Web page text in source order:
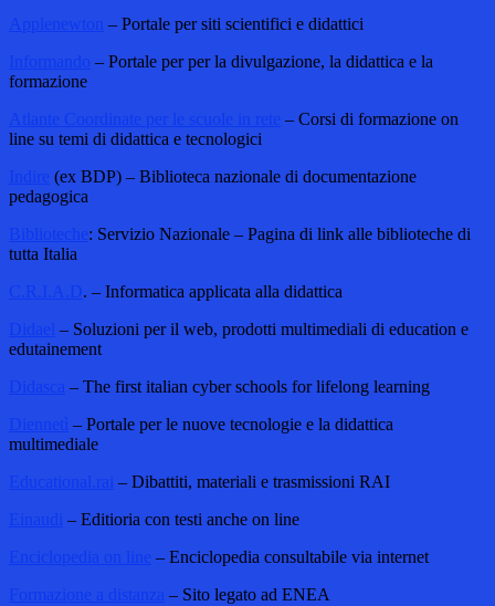
Applenewton
– Portale per siti scientifici e didattici
Informando
– Portale per per la divulgazione, la didattica e la
formazione
Atlante Coordinate per le scuole in rete – Corsi di formazione on
line su temi di didattica e tecnologici
Indire (ex BDP) – Biblioteca nazionale di documentazione
pedagogica
Biblioteche: Servizio Nazionale – Pagina di link alle biblioteche di
tutta Italia
C.R.I.A.D . – Informatica applicata alla didattica
Didael – Soluzioni per il web, prodotti multimediali di education e
edutainement
Didasca – The first italian cyber schools for lifelong learning
Diennetì – Portale per le nuove tecnologie e la didattica
multimediale
Educational.rai
– Dibattiti, materiali e trasmissioni RAI
Einaudi
– Editioria con testi anche on line
Enciclopedia on line – Enciclopedia consultabile via internet
Formazione a distanza – Sito legato ad ENEA